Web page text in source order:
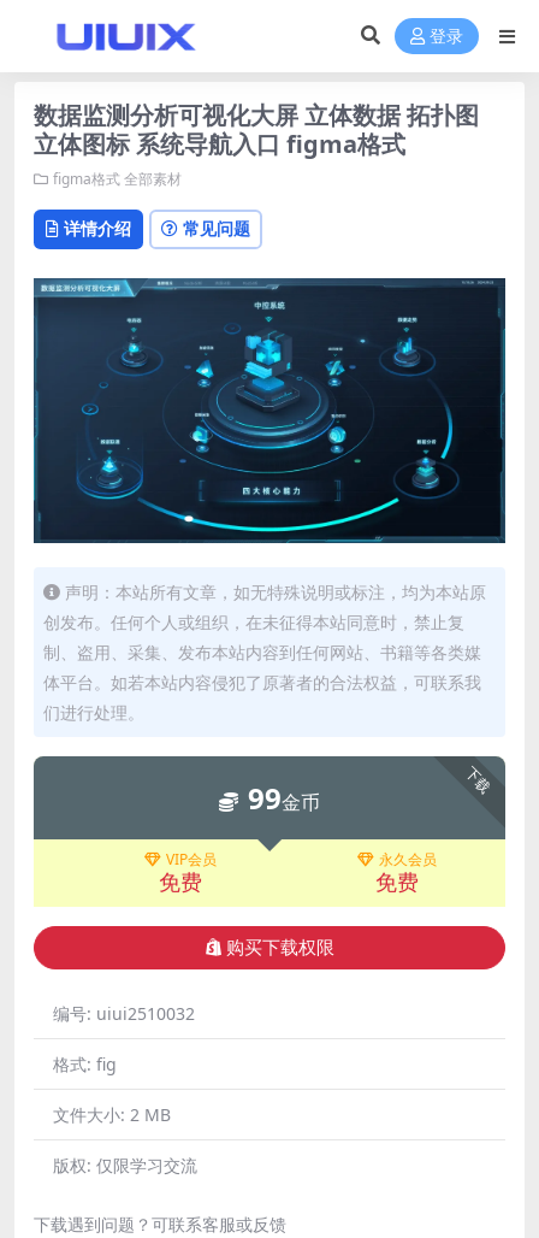
登录
数据监测分析可视化大屏 立体数据 拓扑图
立体图标 系统导航入口 figma格式
figma格式全部素材
详情介绍 常见问题
声明：本站所有文章，如无特殊说明或标注，均为本站原
创发布。任何个人或组织，在未征得本站同意时，禁止复
制、盗用、采集、发布本站内容到任何网站、书籍等各类媒
体平台。如若本站内容侵犯了原著者的合法权益，可联系我
们进行处理。
下载
99金币
VIP会员
免费
永久会员
免费
购买下载权限
编号: uiui2510032
格式: fig
文件大小: 2 MB
版权: 仅限学习交流
下载遇到问题？可联系客服或反馈